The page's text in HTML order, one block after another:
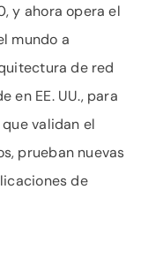
y ahora opera el
mundo a
de red
en EE. UU., para
validan el
prueban nuevas
de